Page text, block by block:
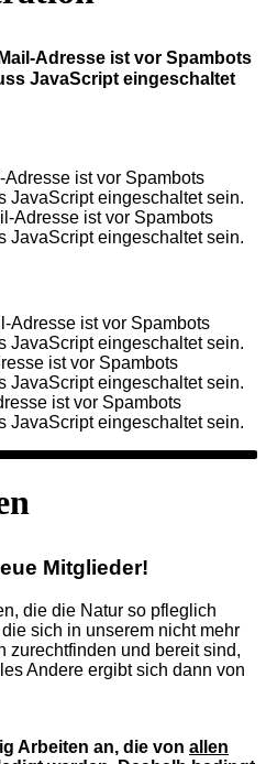
Adresse ist vor Spambots
JavaScript eingeschaltet
Adresse ist vor Spambots
JavaScript eingeschaltet sein.
Adresse ist vor Spambots
JavaScript eingeschaltet sein.
Adresse ist vor Spambots
JavaScript eingeschaltet sein.
ist vor Spambots
JavaScript eingeschaltet sein.
ist vor Spambots
JavaScript eingeschaltet sein.
Mitglieder!
die die Natur so pfleglich
sich in unserem nicht mehr
zurechtfinden und bereit sind,
Andere ergibt sich dann von
Arbeiten an, die von allen